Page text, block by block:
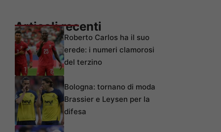
Articoli recenti
Roberto Carlos ha il suo
erede: i numeri clamorosi
del terzino
Bologna: tornano di moda
Brassier e Leysen per la
difesa